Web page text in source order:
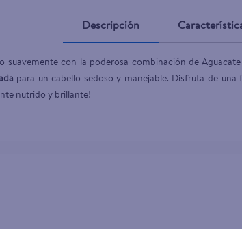
Descripción
con la poderosa combinación de
para un cabello sedoso y manejable. Disfruta de
nutrido y brillante!